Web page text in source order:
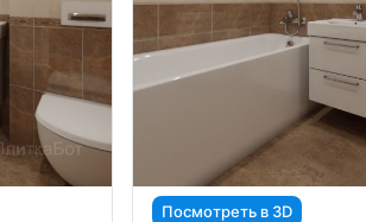
Посмотреть в 3D